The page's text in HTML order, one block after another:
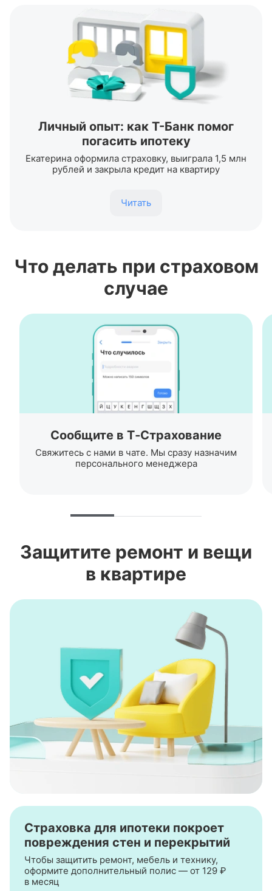
Личный опыт: как Т-Банк помог
погасить ипотеку
Екатерина оформила страховку, выиграла 1,5 млн
рублей и закрыла кредит на квартиру
Читать
Что делать при страховом
случае
Сообщите в Т‑Страхование
Свяжитесь с нами в чате. Мы сразу назначим
персонального менеджера
Защитите ремонт и вещи
в квартире
Страховка для ипотеки покроет
повреждения стен и перекрытий
Чтобы защитить ремонт, мебель и технику,
оформите дополнительный полис — от 129 ₽
в месяц